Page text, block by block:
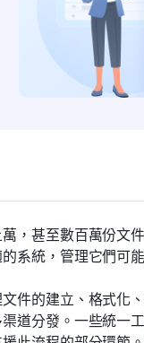
，甚至數百萬份文
系統，管理它們可
件的建立、格式化
道分發。一些統一